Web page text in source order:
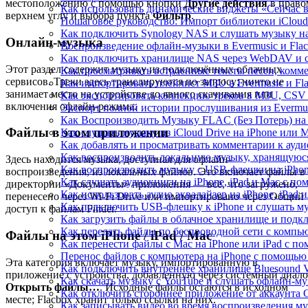
Как использовать динамические виджеты «Сейчас
Пошаговое руководство: Импорт библиотеки
Как подключить Synology NAS и слушать музыку
Воспроизведение офлайн-музыки в Evermusic и
Как подключить хранилище NAS через WebDAV и
Как просматривать встроенные тексты песен,
Как импортировать плейлист M3U в Evermusic и
Как экспортировать коллекцию треков в M3U,
Экспорт полной истории прослушивания из
Как Воспроизводить Музыку FLAC (Без Потерь)
Как слушать музыку из iCloud Drive на iPhone или
Как добавлять и просматривать комментарии к
Как воспроизводить локальную музыку,
Как воспроизводить музыку с USB-флешки на
Как слушать аудиокниги на iPhone, iPad и Mac с
Как использовать аудио эквалайзер на iPhone, iPad
Как подключить USB-флешку к iPhone и слушать
Как загрузить файлы в облачное хранилище и
Как передать файлы по беспроводной сети с
Как перенести файлы с Mac на iPhone или iPad с
Перенос файлов с компьютера на iPhone с
Как подключить внутреннее хранилище Bluesound
Как скачать музыку с YouTube и слушать офлайн-
Как отключить стороннее приложение от аккаунта
Как записывать видео во время воспроизведения
местоположению с помощью кнопкиДругие действияв
верхнем углу и выбора пунктаФильтр.
Онлайн-музыка
Этот раздел содержит музыку из подключённых облачных
сервисов. Треки здесь транслируются по запросу; ничто не
занимает место на устройстве до явного скачивания или
включения офлайн-режима.
Файлы в этом приложении
Здесь находится музыка, доступная для офлайн-
воспроизведения, из локальных файлов. Это включает файлы в
директории «Документы» приложения — всё, что загружено,
перенесено через Wi-Fi Drive или импортировано через Общий
доступ к файлам Finder.
Файлы на этом iPhone / iPad / Mac
Эта категория включает музыку, импортированную в
приложение с устройства, добавленную через системный
Открыть файлы…. Исходные файлы остаются в исходном
месте; Flacbox хранит только ссылки на них.